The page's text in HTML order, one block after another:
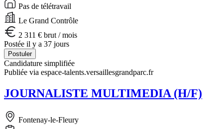
Pas de télétravail
Le Grand Contrôle
2 311 € brut / mois
Postée il y a 37 jours
Postuler
Candidature simplifiée
Publiée via espace-talents.versaillesgrandparc.fr
JOURNALISTE MULTIMEDIA (H/F)
Fontenay-le-Fleury